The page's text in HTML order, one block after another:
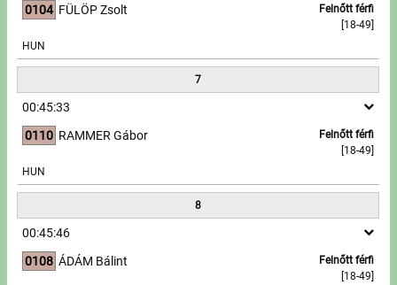
0104
Felnőtt férfi
[18-49]
FÜLÖP Zsolt
HUN
7
00:45:33
0110
Felnőtt férfi
[18-49]
RAMMER Gábor
HUN
8
00:45:46
0108
Felnőtt férfi
[18-49]
ÁDÁM Bálint